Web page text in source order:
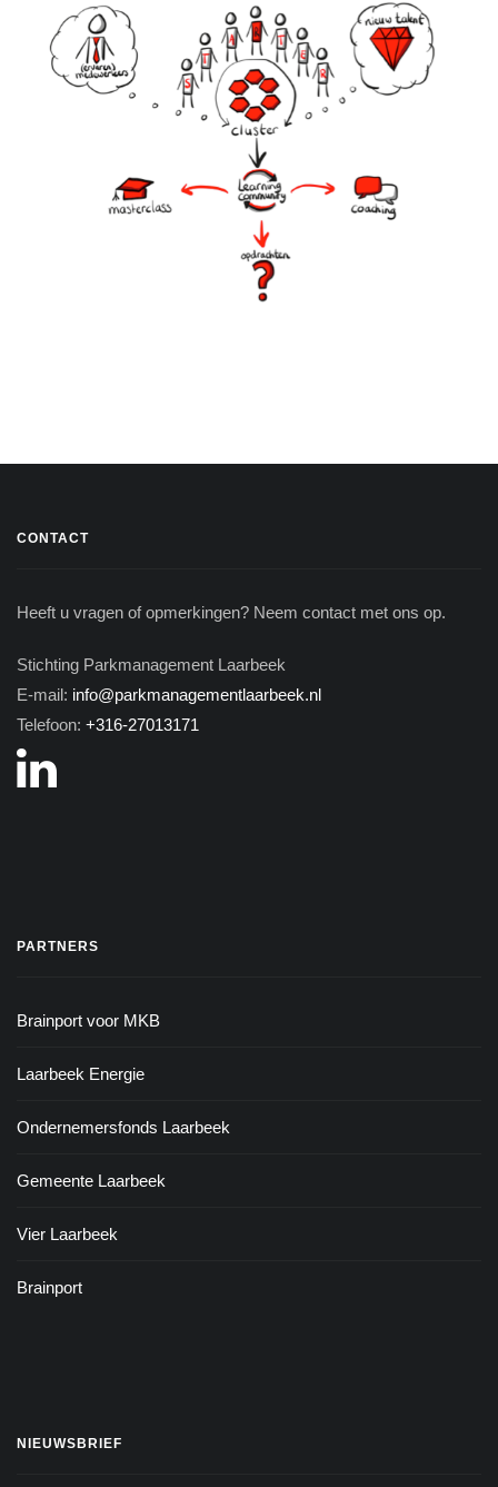
CONTACT
Heeft u vragen of opmerkingen? Neem contact met ons op.
Stichting Parkmanagement Laarbeek
E-mail: info@parkmanagementlaarbeek.nl
Telefoon: +316-27013171
PARTNERS
Brainport voor MKB
Laarbeek Energie
Ondernemersfonds Laarbeek
Gemeente Laarbeek
Vier Laarbeek
Brainport
NIEUWSBRIEF